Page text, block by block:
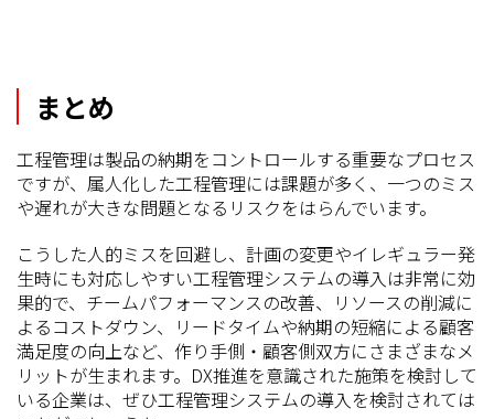
まとめ
工程管理は製品の納期をコントロールする重要なプロセス
ですが、属人化した工程管理には課題が多く、一つのミス
や遅れが大きな問題となるリスクをはらんでいます。
こうした人的ミスを回避し、計画の変更やイレギュラー発
生時にも対応しやすい工程管理システムの導入は非常に効
果的で、チームパフォーマンスの改善、リソースの削減に
よるコストダウン、リードタイムや納期の短縮による顧客
満足度の向上など、作り手側・顧客側双方にさまざまなメ
リットが生まれます。DX推進を意識された施策を検討して
いる企業は、ぜひ工程管理システムの導入を検討されては